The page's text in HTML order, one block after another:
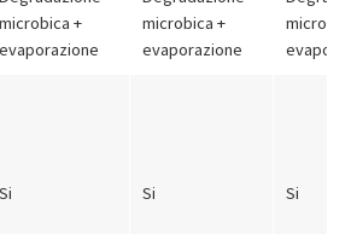
microbica +
evaporazione
microbica +
evaporazione
Si Si Si